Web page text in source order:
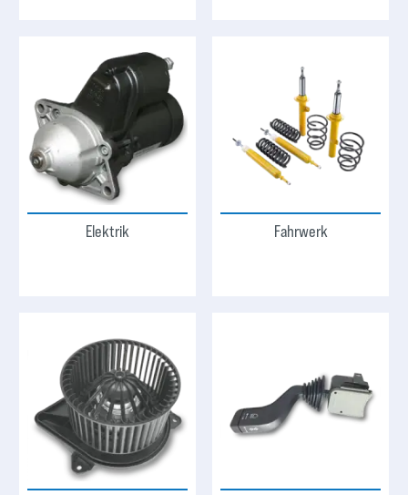
Elektrik Fahrwerk